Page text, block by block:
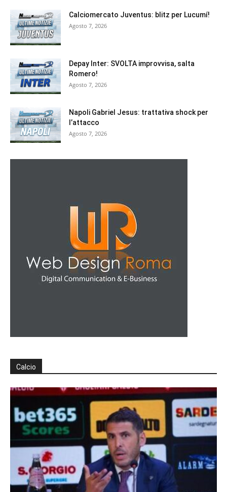
Calciomercato Juventus: blitz per Lucumí!
Agosto 7, 2026
Depay Inter: SVOLTA improvvisa, salta
Romero!
Agosto 7, 2026
Napoli Gabriel Jesus: trattativa shock per
l’attacco
Agosto 7, 2026
Calcio